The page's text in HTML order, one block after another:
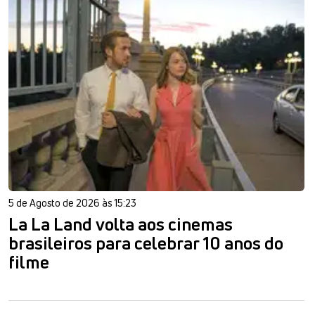
5 de Agosto de 2026 às 15:23
La La Land volta aos cinemas
brasileiros para celebrar 10 anos do
filme